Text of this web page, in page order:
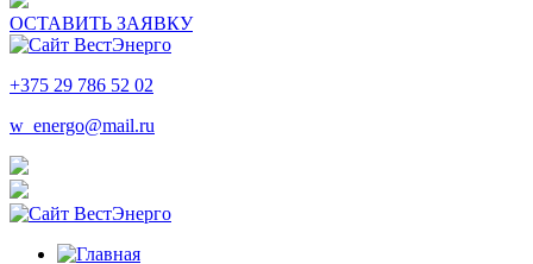
ОСТАВИТЬ ЗАЯВКУ
+375 29 786 52 02
w_energo@mail.ru